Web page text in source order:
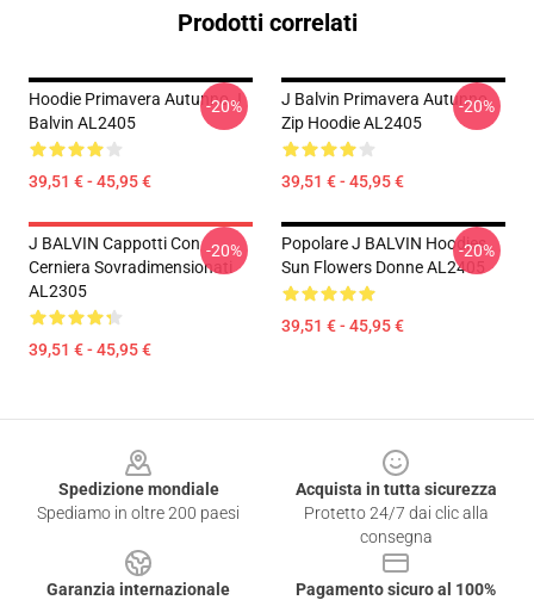
Prodotti correlati
Hoodie Primavera Autunno J
Balvin AL2405
39,51 € - 45,95 €
-20%
J Balvin Primavera Autunno
Zip Hoodie AL2405
39,51 € - 45,95 €
-20%
J BALVIN Cappotti Con
Cerniera Sovradimensionati
AL2305
39,51 € - 45,95 €
-20%
Popolare J BALVIN Hoodies
Sun Flowers Donne AL2405
39,51 € - 45,95 €
-20%
Spedizione mondiale
Spediamo in oltre 200 paesi
Acquista in tutta sicurezza
Protetto 24/7 dai clic alla
consegna
Garanzia internazionale
Pagamento sicuro al 100%